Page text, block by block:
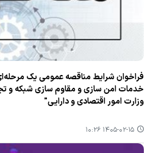
فراخوان شرایط مناقصه عمومی یک مرحله‌ای
خدمات امن سازی و مقاوم سازی شبکه و
وزارت امور اقتصادی و دارایی"
۱۴۰۵-۰۲-۱۵ ۱۰:۲۶